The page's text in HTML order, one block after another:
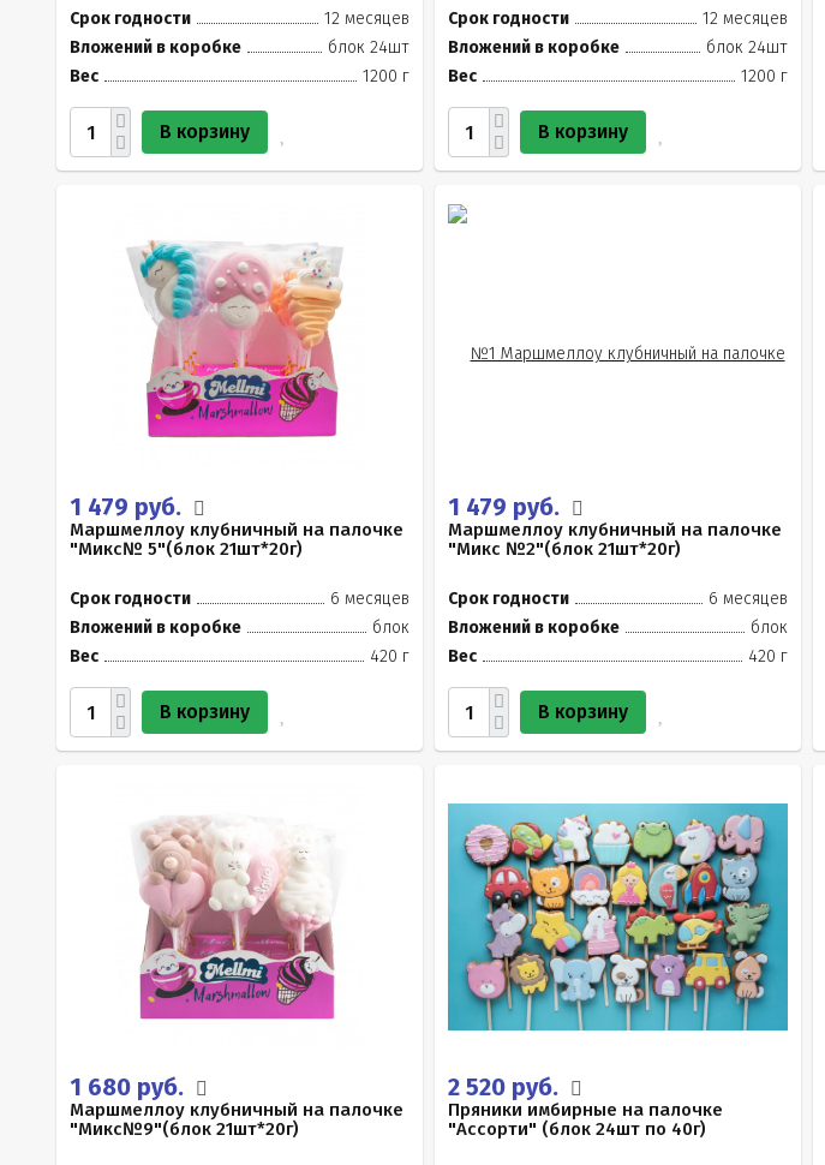
Срок годности
12 месяцев
Вложений в коробке
блок 24шт
Вес
1200 г
В корзину
Срок годности
12 месяцев
Вложений в коробке
блок 24шт
Вес
1200 г
В корзину
1 479 руб.
Маршмеллоу клубничный на палочке
"Микс№ 5"(блок 21шт*20г)
Срок годности
6 месяцев
Вложений в коробке
блок
Вес
420 г
В корзину
1 479 руб.
Маршмеллоу клубничный на палочке
"Микс №2"(блок 21шт*20г)
Срок годности
6 месяцев
Вложений в коробке
блок
Вес
420 г
В корзину
1 680 руб.
Маршмеллоу клубничный на палочке
"Микс№9"(блок 21шт*20г)
2 520 руб.
Пряники имбирные на палочке
"Ассорти" (блок 24шт по 40г)